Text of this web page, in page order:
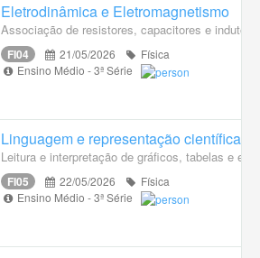
Eletrodinâmica e Eletromagnetismo
Associação de resistores, capacitores e
FI04 21/05/2026
Física
Ensino Médio - 3ª Série
Linguagem e representação científica
Leitura e interpretação de gráficos, tabelas e
FI05 22/05/2026
Física
Ensino Médio - 3ª Série